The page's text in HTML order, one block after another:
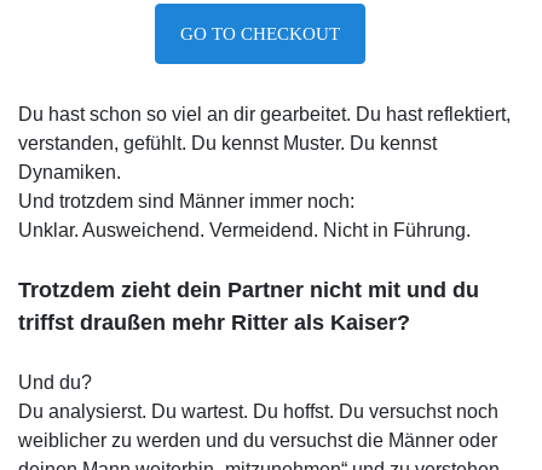
GO TO CHECKOUT
Du hast schon so viel an dir gearbeitet. Du hast reflektiert,
verstanden, gefühlt. Du kennst Muster. Du kennst
Dynamiken.
Und trotzdem sind Männer immer noch:
Unklar. Ausweichend. Vermeidend. Nicht in Führung.
Trotzdem zieht dein Partner nicht mit und du
triffst draußen mehr Ritter als Kaiser?
Und du?
Du analysierst. Du wartest. Du hoffst. Du versuchst noch
weiblicher zu werden und du versuchst die Männer oder